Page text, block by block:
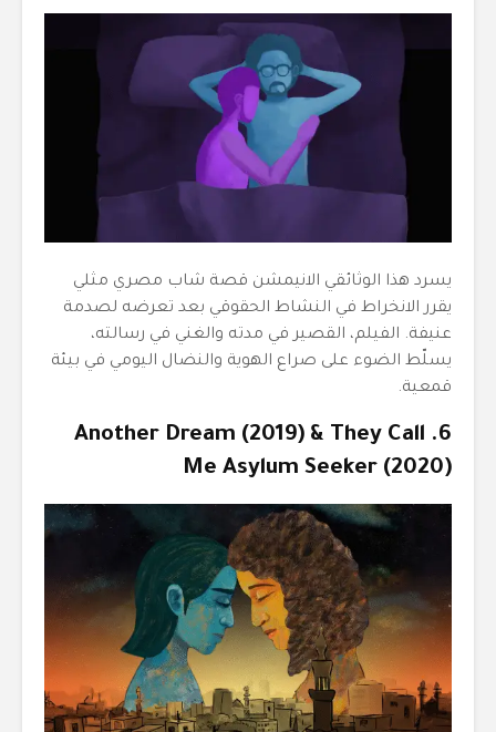
يسرد هذا الوثائقي الانيمشن قصة شاب مصري مثلي
يقرر الانخراط في النشاط الحقوقي بعد تعرضه لصدمة
عنيفة. الفيلم، القصير في مدته والغني في رسالته،
يسلّط الضوء على صراع الهوية والنضال اليومي في بيئة
قمعية.
6. Another Dream (2019) & They Call
Me Asylum Seeker (2020)